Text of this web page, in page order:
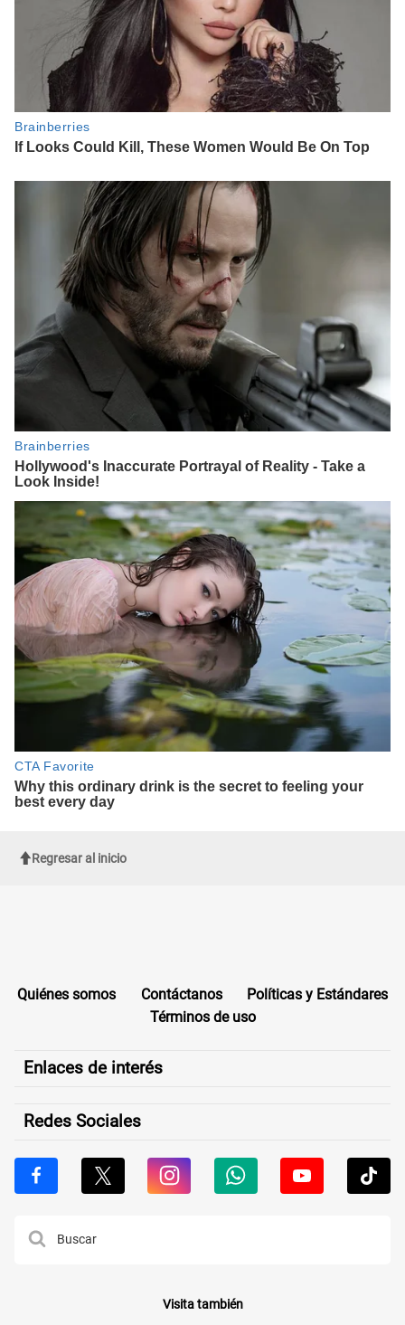
Regresar al inicio
Quiénes somos Contáctanos
Políticas y Estándares
Términos de uso
Enlaces de interés
Redes Sociales
Visita también